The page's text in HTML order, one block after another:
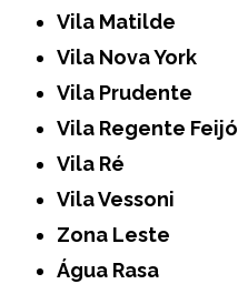
Vila Matilde
Vila Nova York
Vila Prudente
Vila Regente Feijó
Vila Ré
Vila Vessoni
Zona Leste
Água Rasa